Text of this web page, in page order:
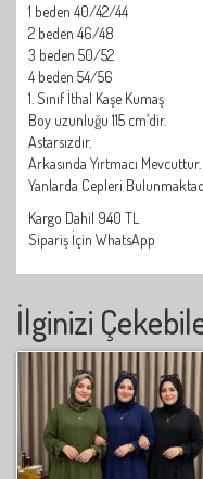
1 beden 40/42/44
2 beden 46/48
3 beden 50/52
4 beden 54/56
1. Sınıf İthal Kaşe Kumaş
Boy uzunluğu 115 cm’dir.
Astarsızdır.
Arkasında Yırtmacı Mevcuttur.
Yanlarda Cepleri
Kargo Dahil 940 TL
Sipariş İçin WhatsApp
İlginizi